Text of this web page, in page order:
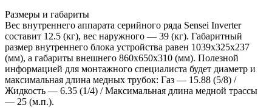
Размеры и габариты
Вес внутреннего аппарата серийного ряда Sensei Inverter
составит 12.5 (кг), вес наружного — 39 (кг). Габаритный
размер внутреннего блока устройства равен 1039x325x237
(мм), а габариты внешнего 860x650x310 (мм). Полезной
информацией для монтажного специалиста будет диаметр и
максимальная длина медных трубок: Газ — 15.88 (5/8) /
Жидкость — 6.35 (1/4) / Максимальная длина медной трассы
— 25 (м.п.).